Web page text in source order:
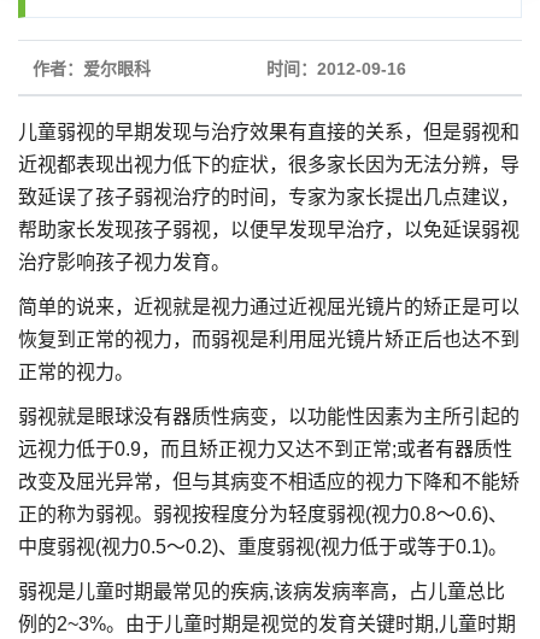
作者：爱尔眼科 时间：2012-09-16
儿童弱视的早期发现与治疗效果有直接的关系，但是弱视和
近视都表现出视力低下的症状，很多家长因为无法分辨，导
致延误了孩子弱视治疗的时间，专家为家长提出几点建议，
帮助家长发现孩子弱视，以便早发现早治疗，以免延误弱视
治疗影响孩子视力发育。
简单的说来，近视就是视力通过近视屈光镜片的矫正是可以
恢复到正常的视力，而弱视是利用屈光镜片矫正后也达不到
正常的视力。
弱视就是眼球没有器质性病变，以功能性因素为主所引起的
远视力低于0.9，而且矫正视力又达不到正常;或者有器质性
改变及屈光异常，但与其病变不相适应的视力下降和不能矫
正的称为弱视。弱视按程度分为轻度弱视(视力0.8～0.6)、
中度弱视(视力0.5～0.2)、重度弱视(视力低于或等于0.1)。
弱视是儿童时期最常见的疾病,该病发病率高，占儿童总比
例的2~3%。由于儿童时期是视觉的发育关键时期,儿童时期